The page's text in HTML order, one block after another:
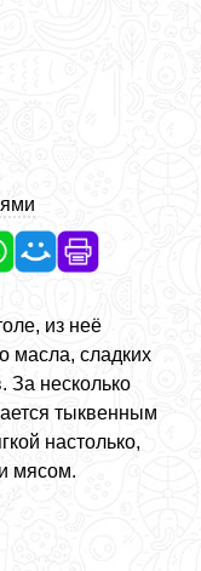
из неё
масла, сладких
За несколько
тыквенным
настолько,
мясом.